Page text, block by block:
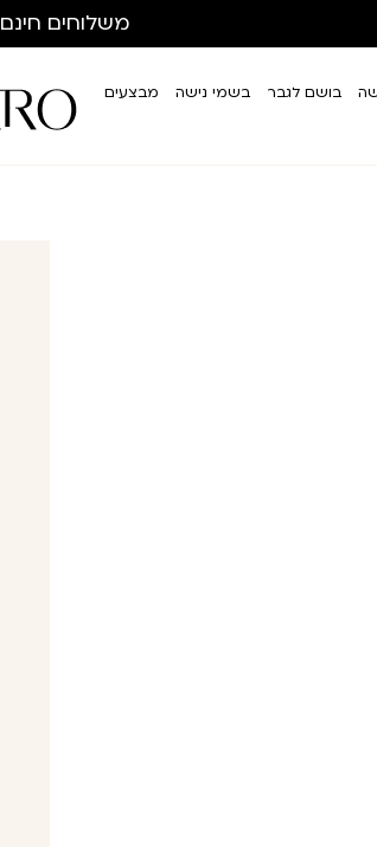
משלוחים חינם
בושם לגבר בשמי נישה מבצעים